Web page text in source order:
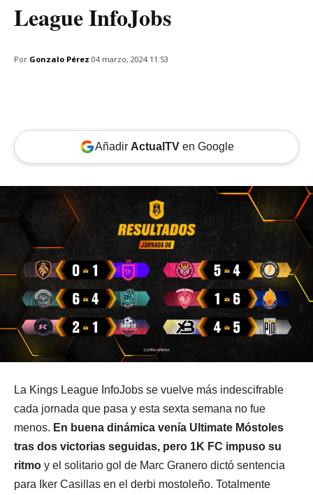
League InfoJobs
Por Gonzalo Pérez 04 marzo, 2024 11:53
Añadir ActualTVen Google
La Kings League InfoJobs se vuelve más indescifrable
cada jornada que pasa y esta sexta semana no fue
menos. En buena dinámica venía Ultimate Móstoles
tras dos victorias seguidas, pero 1K FC impuso su
ritmo y el solitario gol de Marc Granero dictó sentencia
para Iker Casillas en el derbi mostoleño. Totalmente